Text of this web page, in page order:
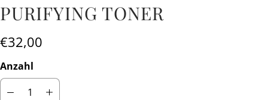
PURIFYING TONER
€32,00
Anzahl